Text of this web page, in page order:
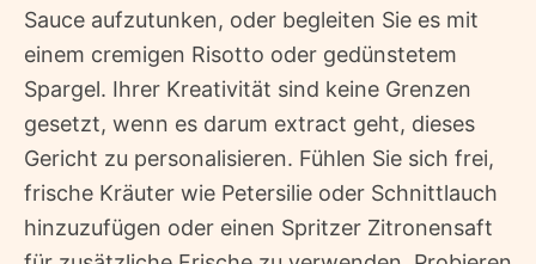
Sauce aufzutunken, oder begleiten Sie es mit
einem cremigen Risotto oder gedünstetem
Spargel. Ihrer Kreativität sind keine Grenzen
gesetzt, wenn es darum extract geht, dieses
Gericht zu personalisieren. Fühlen Sie sich frei,
frische Kräuter wie Petersilie oder Schnittlauch
hinzuzufügen oder einen Spritzer Zitronensaft